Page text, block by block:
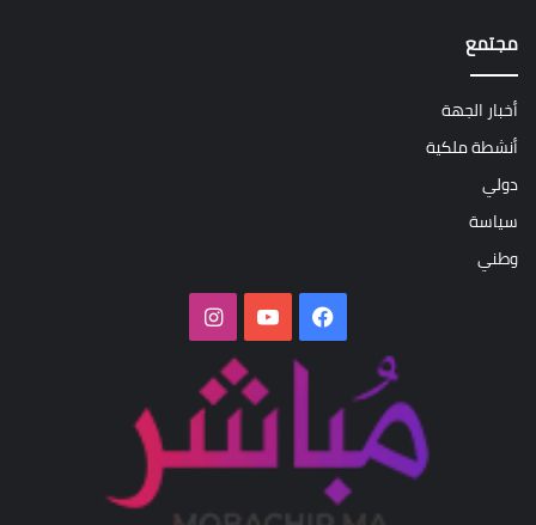
مجتمع
أخبار الجهة
أنشطة ملكية
دولي
سياسة
وطني
فيسبوك‫YouTubeانستقرام